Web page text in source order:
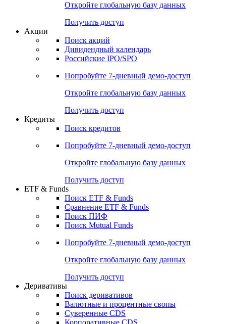
Опросы
Попробуйте7-дневный
Откройте глобальную базу данных
Получить доступ
Поиск акций
Российские IPO/SPO
Попробуйте7-дневный
Откройте глобальную базу данных
Получить доступ
Поиск кредитов
Попробуйте7-дневный
Откройте глобальную базу данных
Получить доступ
ETF & Funds
Сравнение ETF & Funds
Поиск Mutual Funds
Попробуйте7-дневный
Откройте глобальную базу данных
Получить доступ
Деривативы